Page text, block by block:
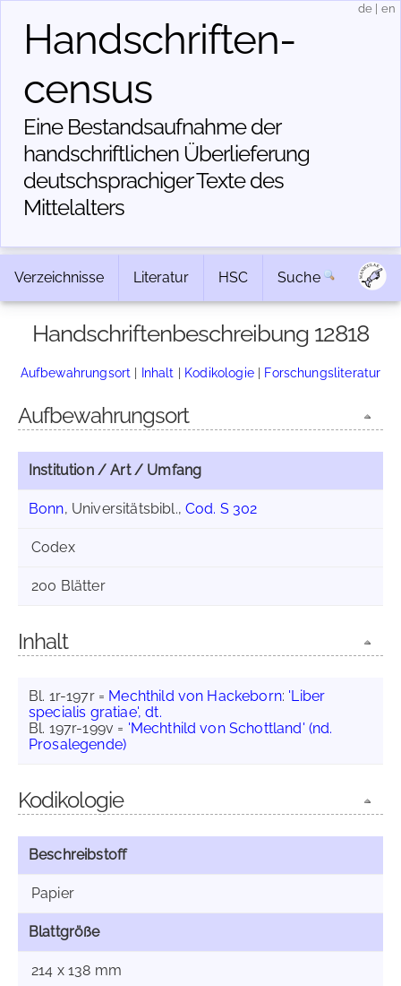
Handschriften­
census
Eine Bestandsaufnahme der
handschriftlichen Über­lieferung
deutschsprachiger Texte des
Mittelalters
de en
Verzeichnisse Literatur HSC Suche
Handschriftenbeschreibung 12818
Aufbewahrungsort | Inhalt | Kodikologie| Forschungsliteratur
Aufbewahrungsort
Institution / Art / Umfang
Bonn, Universitätsbibl.,Cod. S 302
Codex
200 Blätter
Inhalt
Bl. 1r-197r = Mechthild von Hackeborn: 'Liber
specialis gratiae', dt.
Bl. 197r-199v = 'Mechthild von Schottland' (nd.
Prosalegende)
Kodikologie
Beschreibstoff
Papier
Blattgröße
214 x 138 mm